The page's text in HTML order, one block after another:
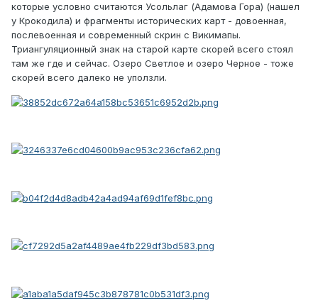
которые условно считаются Усольлаг (Адамова Гора) (нашел
у Крокодила) и фрагменты исторических карт - довоенная,
послевоенная и современный скрин с Викимапы.
Триангуляционный знак на старой карте скорей всего стоял
там же где и сейчас. Озеро Светлое и озеро Черное - тоже
скорей всего далеко не уползли.